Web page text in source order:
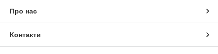
Про нас
Контакти